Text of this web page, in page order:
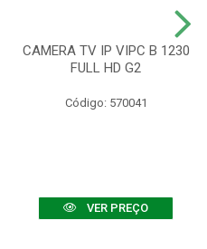
CAMERA TV IP VIPC B 1230
FULL HD G2
Código: 570041
VER PREÇO